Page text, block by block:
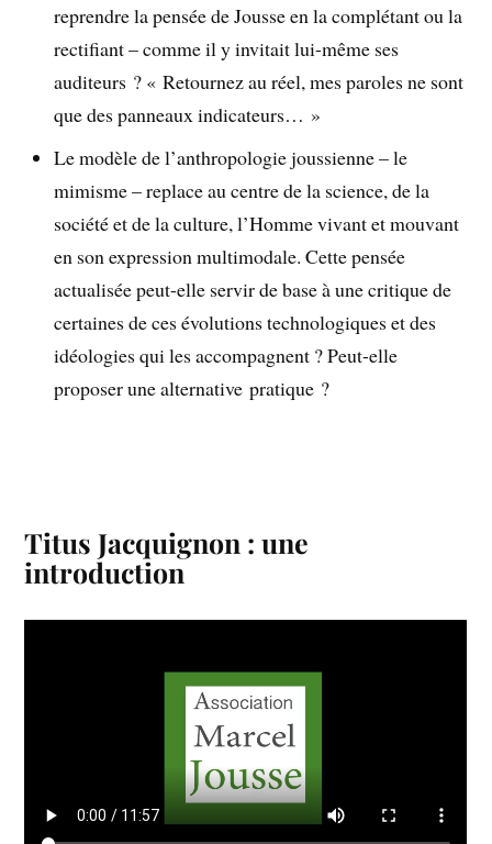
reprendre la pensée de Jousse en la complétant ou la
rectifiant – comme il y invitait lui-même ses
auditeurs ? « Retournez au réel, mes paroles ne sont
que des panneaux indicateurs… »
Le modèle de l’anthropologie joussienne – le
mimisme – replace au centre de la science, de la
société et de la culture, l’Homme vivant et mouvant
en son expression multimodale. Cette pensée
actualisée peut-elle servir de base à une critique de
certaines de ces évolutions technologiques et des
idéologies qui les accompagnent ? Peut-elle
proposer une alternative pratique ?
Titus Jacquignon : une
introduction